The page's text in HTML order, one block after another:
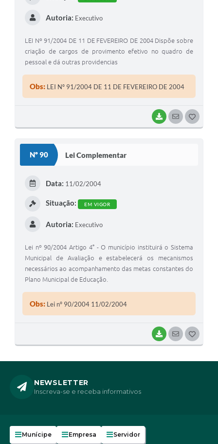
BAIXARSEGUIR
Autoria: Executivo
LEI Nº 91/2004 DE 11 DE FEVEREIRO DE 2004 Dispõe sobre
criação de cargos de provimento efetivo no quadro de
pessoal e dá outras providencias
Obs: LEI Nº 91/2004 DE 11 DE FEVEREIRO DE 2004
Nº 90 Lei Complementar
BAIXARSEGUIR
Data: 11/02/2004
Situação: EM VIGOR
Autoria: Executivo
Lei nº 90/2004 Artigo 4° - O município instituirá o Sistema
Municipal de Avaliação e estabelecerá os mecanismos
necessários ao acompanhamento das metas constantes do
Plano Municipal de Educação.
Obs: Lei nº 90/2004 11/02/2004
NEWSLETTER
Inscreva-se e receba informativos
Munícipe Empresa Servidor